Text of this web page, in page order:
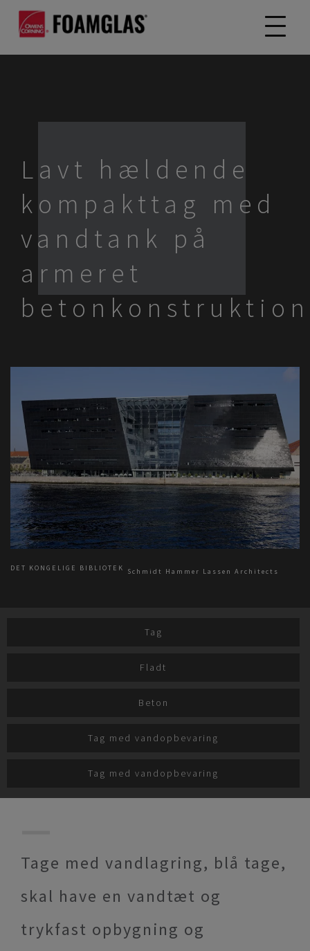
Lavt hældende
kompakttag med
vandtank på
armeret
betonkonstruktion
DET KONGELIGE BIBLIOTEK Schmidt Hammer Lassen Architects
Tag
Fladt
Beton
Tag med vandopbevaring
Tag med vandopbevaring
Tage med vandlagring, blå tage,
skal have en vandtæt og
trykfast opbygning og